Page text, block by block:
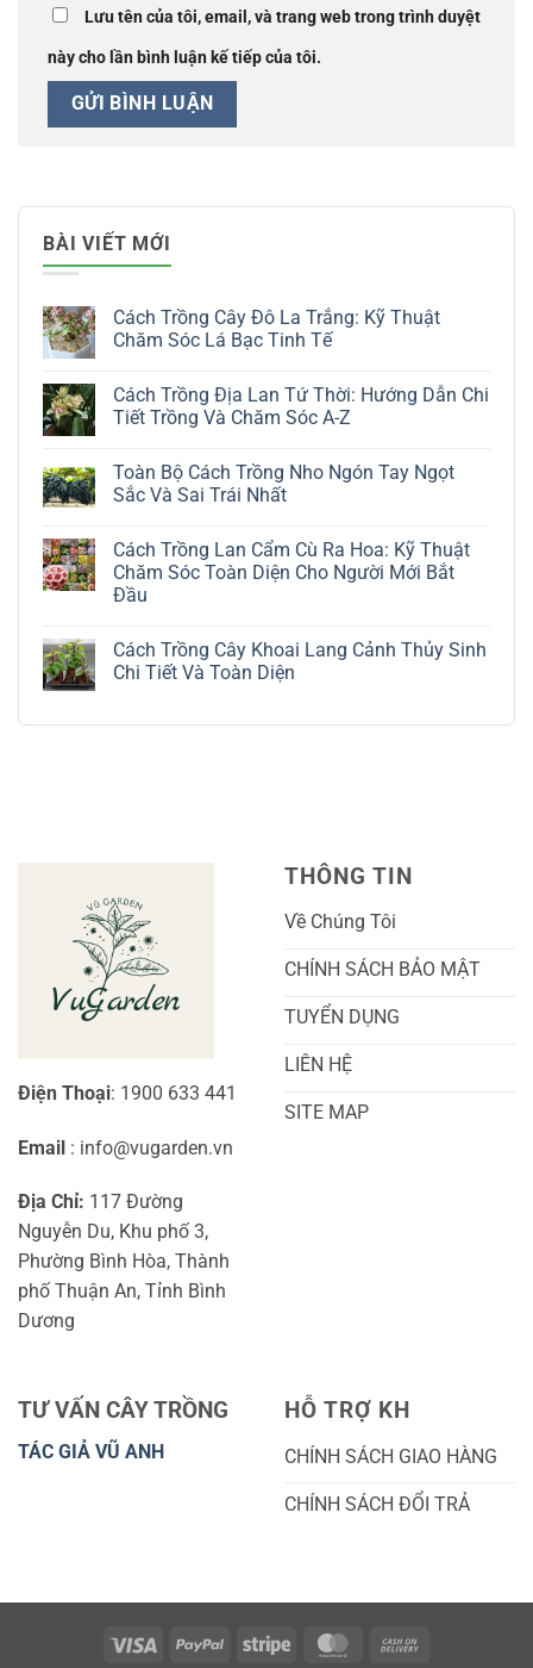
Lưu tên của tôi, email, và trang web trong trình duyệt
này cho lần bình luận kế tiếp của tôi.
BÀI VIẾT MỚI
Cách Trồng Cây Đô La Trắng: Kỹ Thuật
Chăm Sóc Lá Bạc Tinh Tế
bình
luận
Cây
Đô
La
Thuật
Chăm
Sóc
Lá
Tế
Cách Trồng Địa Lan Tứ Thời: Hướng Dẫn Chi
Tiết Trồng Và Chăm Sóc A-Z
bình
luận
ở
Địa
Lan
Tứ
Thời:
Chi
Tiết
Trồng
Toàn Bộ Cách Trồng Nho Ngón Tay Ngọt
Sắc Và Sai Trái Nhất
bình
luận
ở
Toàn
Trồng
Nho
Ngón
Cách Trồng Lan Cẩm Cù Ra Hoa: Kỹ Thuật
Chăm Sóc Toàn Diện Cho Người Mới Bắt
Đầu
bình
luận
ở
Lan
Cho
Người
Mới
Bắt
Đầu
Cách Trồng Cây Khoai Lang Cảnh Thủy Sinh
Chi Tiết Và Toàn Diện
bình
Chi
Tiết
Và
Toàn
Diện
Điện Thoại: 1900 633 441
Email : info@vugarden.vn
Địa Chỉ: 117 Đường
Nguyễn Du, Khu phố 3,
Phường Bình Hòa, Thành
phố Thuận An, Tỉnh Bình
Dương
THÔNG TIN
Về Chúng Tôi
CHÍNH SÁCH BẢO MẬT
TUYỂN DỤNG
LIÊN HỆ
SITE MAP
TƯ VẤN CÂY TRỒNG
TÁC GIẢ VŨ ANH
HỖ TRỢ KH
CHÍNH SÁCH GIAO HÀNG
CHÍNH SÁCH ĐỔI TRẢ
Visa PayPal Stripe MasterCard